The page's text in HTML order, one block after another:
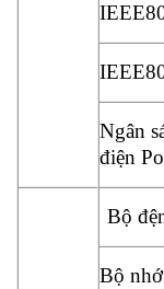
Ngân
điện
Bộ
Bộ